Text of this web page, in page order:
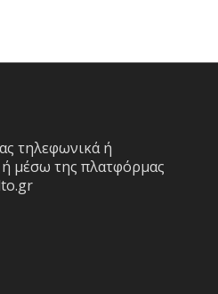
τηλεφωνικά ή
ή μέσω της πλατφόρμας